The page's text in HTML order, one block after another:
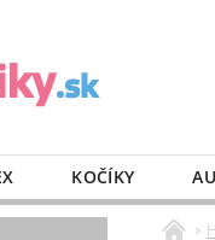
KOČÍKY
VÝBAVA DO